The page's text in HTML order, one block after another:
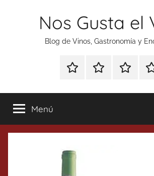
Nos Gusta el
Blog de Vinos, Gastronomía y
Especial
Tonics
Enoturismo
Gastronomía
Ranking
Menú